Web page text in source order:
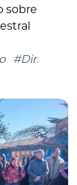
sobre
#Dir.